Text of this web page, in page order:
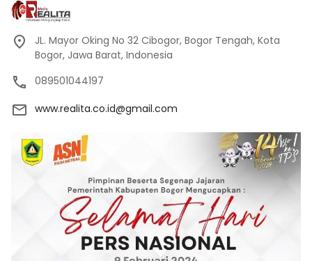
JL. Mayor Oking No 32 Cibogor, Bogor Tengah, Kota
Bogor, Jawa Barat, Indonesia
089501044197
www.realita.co.id@gmail.com